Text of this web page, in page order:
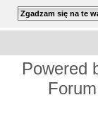
Powered